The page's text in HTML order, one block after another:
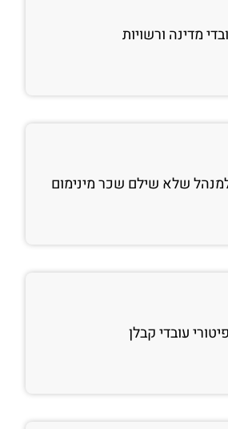
מדינה ורשויות
שלא שילם שכר מינימום
פיטורי עובדי קבלן